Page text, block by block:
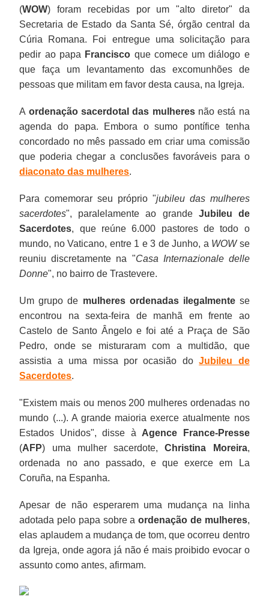
(WOW) foram recebidas por um "alto diretor" da
Secretaria de Estado da Santa Sé, órgão central da
Cúria Romana. Foi entregue uma solicitação para
pedir ao papa Francisco que comece um diálogo e
que faça um levantamento das excomunhões de
pessoas que militam em favor desta causa, na Igreja.
A ordenação sacerdotal das mulheresnão está na
agenda do papa. Embora o sumo pontífice tenha
concordado no mês passado em criar uma comissão
que poderia chegar a conclusões favoráveis para o
diaconato das mulheres.
Para comemorar seu próprio "jubileu das mulheres
sacerdotes", paralelamente ao grande Jubileu de
Sacerdotes, que reúne 6.000 pastores de todo o
mundo, no Vaticano, entre 1 e 3 de Junho, a WOWse
reuniu discretamente na "Casa Internazionale delle
Donne", no bairro de Trastevere.
Um grupo de mulheres ordenadas ilegalmentese
encontrou na sexta-feira de manhã em frente ao
Castelo de Santo Ângelo e foi até a Praça de São
Pedro, onde se misturaram com a multidão, que
assistia a uma missa por ocasião doJubileu de
Sacerdotes.
"Existem mais ou menos 200 mulheres ordenadas no
mundo (...). A grande maioria exerce atualmente nos
Estados Unidos", disse à Agence France-Presse
(AFP) uma mulher sacerdote,Christina Moreira,
ordenada no ano passado, e que exerce em La
Coruña, na Espanha.
Apesar de não esperarem uma mudança na linha
adotada pelo papa sobre aordenação de mulheres,
elas aplaudem a mudança de tom, que ocorreu dentro
da Igreja, onde agora já não é mais proibido evocar o
assunto como antes, afirmam.